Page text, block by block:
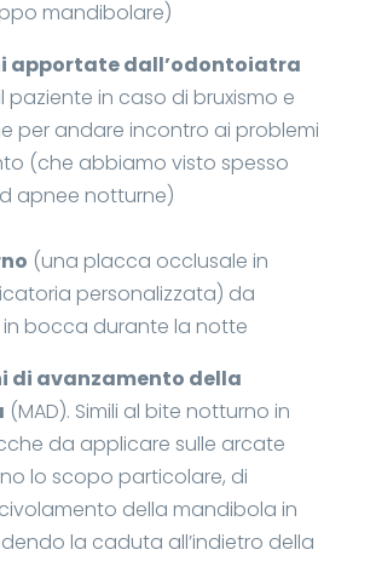
mandibolare)
apportate dall’odontoiatra
paziente in caso di bruxismo e
per andare incontro ai problemi
(che abbiamo visto spesso
apnee notturne)
(una placca occlusale in
personalizzata) da
in bocca durante la notte
di avanzamento della
(MAD). Simili al bite notturno in
da applicare sulle arcate
lo scopo particolare, di
della mandibola in
la caduta all’indietro della